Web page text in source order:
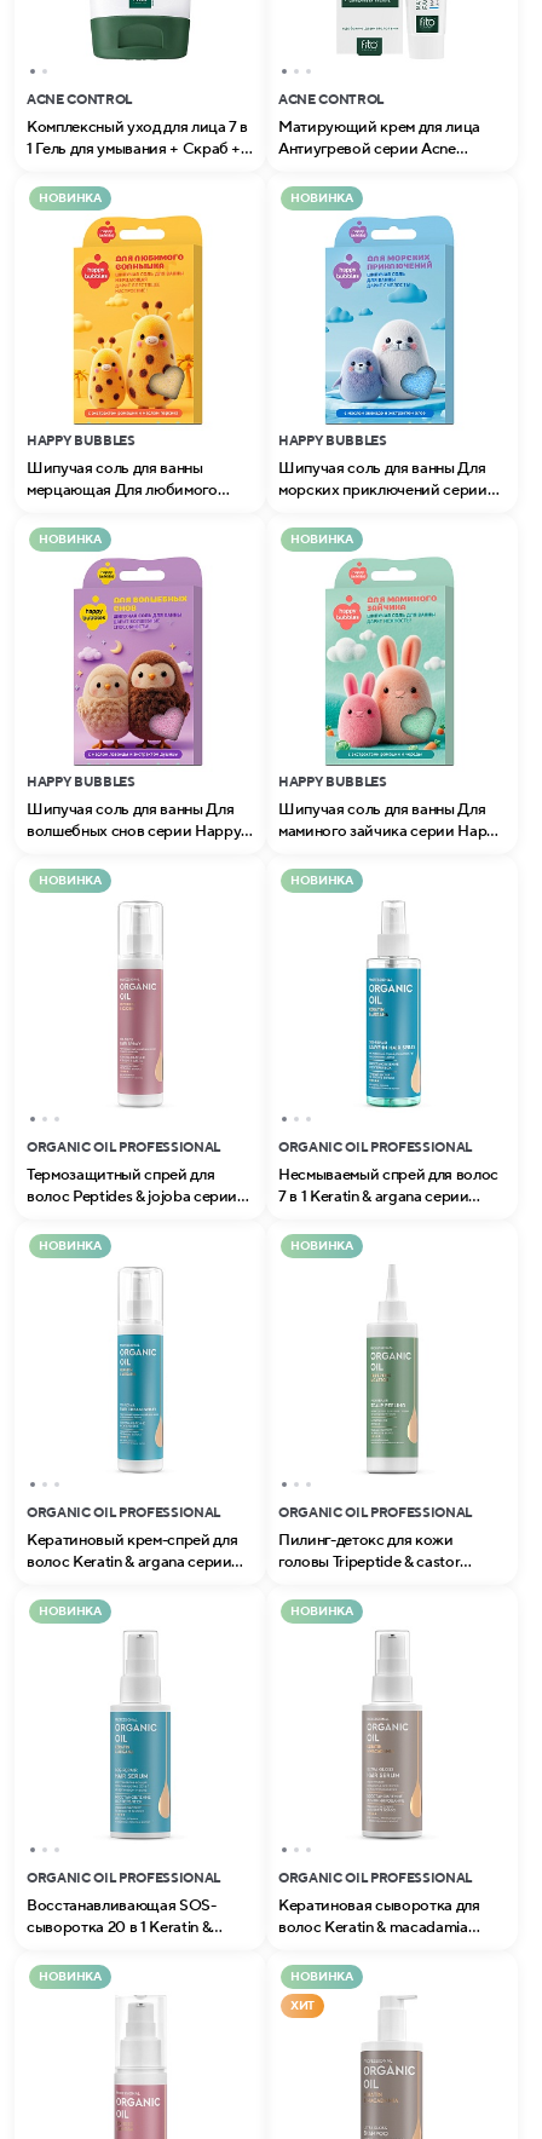
ACNE CONTROL
Комплексный уход для лица 7 в
1 Гель для умывания + Скраб +
Professional
ACNE CONTROL
Матирующий крем для лица
Антиугревой серии Acne
НОВИНКА
HAPPY BUBBLES
Шипучая соль для ванны
мерцающая Для любимого
НОВИНКА
HAPPY BUBBLES
Шипучая соль для ванны Для
морских приключений серии
НОВИНКА
HAPPY BUBBLES
Шипучая соль для ванны Для
волшебных снов серии Happy
НОВИНКА
HAPPY BUBBLES
Шипучая соль для ванны Для
маминого зайчика серии Happy
НОВИНКА
ORGANIC OIL PROFESSIONAL
Термозащитный спрей для
волоc Peptides & jojoba серии
НОВИНКА
ORGANIC OIL PROFESSIONAL
Несмываемый спрей для волос
7 в 1 Keratin & argana серии
НОВИНКА
ORGANIC OIL PROFESSIONAL
Кератиновый крем-спрей для
волос Keratin & argana серии
НОВИНКА
ORGANIC OIL PROFESSIONAL
Пилинг-детокс для кожи
головы Tripeptide & castor
НОВИНКА
ORGANIC OIL PROFESSIONAL
Восстанавливающая SOS-
сыворотка 20 в 1 Keratin &
Professional
НОВИНКА
ORGANIC OIL PROFESSIONAL
Кератиновая сыворотка для
волос Keratin & macadamia
НОВИНКА
НОВИНКА
ХИТ